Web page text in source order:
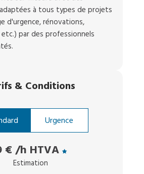
à tous types de projets
d'urgence, rénovations,
par des professionnels
& Conditions
Urgence
€ /h HTVA
Estimation